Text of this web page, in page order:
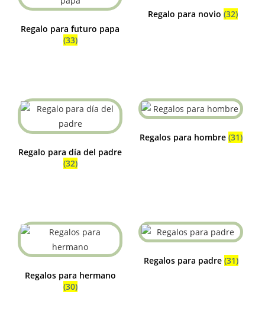
Regalo para futuro papa
(33)
Regalo para novio (32)
Regalo para día del padre
(32)
Regalos para hombre (31)
Regalos para hermano
(30)
Regalos para padre (31)